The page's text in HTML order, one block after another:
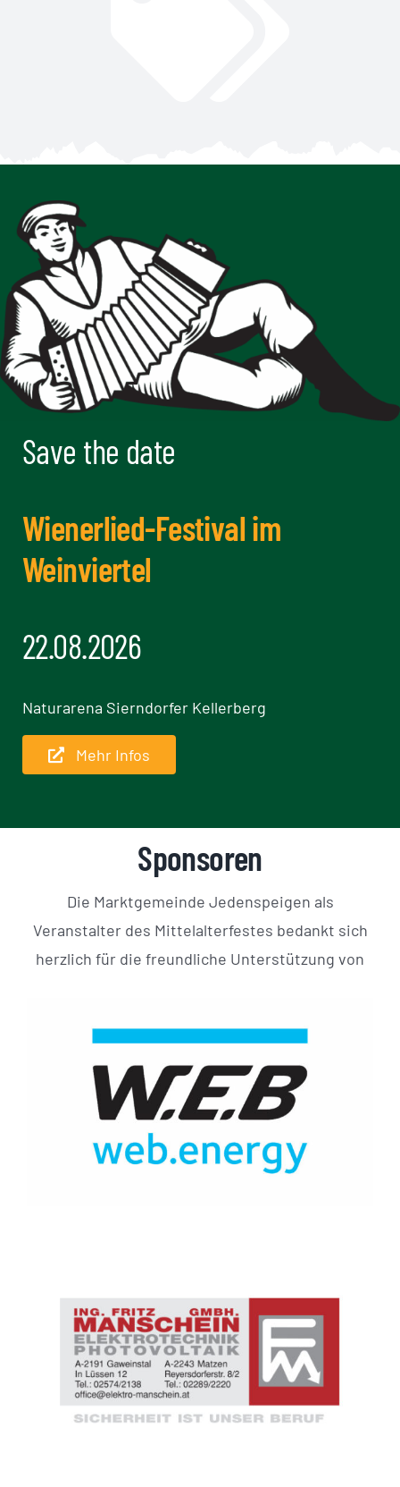
Save the date
Wienerlied-Festival im
Weinviertel
22.08.2026
Naturarena Sierndorfer Kellerberg
Mehr Infos
Sponsoren
Die Marktgemeinde Jedenspeigen als
Veranstalter des Mittelalterfestes bedankt sich
herzlich für die freundliche Unterstützung von